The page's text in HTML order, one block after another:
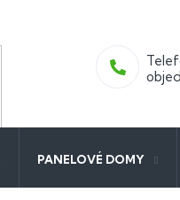
PANELOVÉ DOMY